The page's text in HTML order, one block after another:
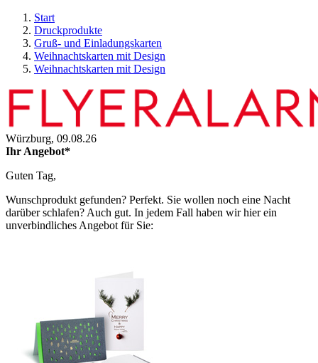
Start
Druckprodukte
Gruß- und Einladungskarten
Weihnachtskarten mit Design
Weihnachtskarten mit Design
Würzburg, 09.08.26
Ihr Angebot*
Guten Tag,
Wunschprodukt gefunden? Perfekt. Sie wollen noch eine Nacht
darüber schlafen? Auch gut. In jedem Fall haben wir hier ein
unverbindliches Angebot für Sie: